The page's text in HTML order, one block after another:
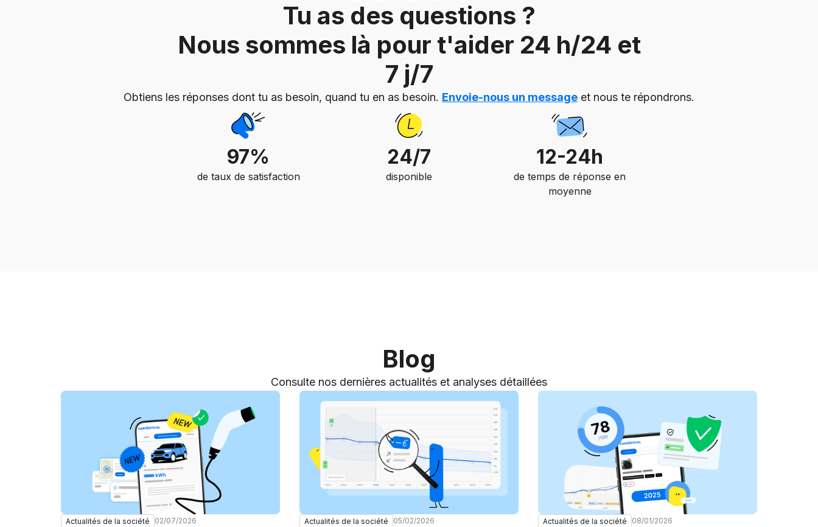
Tu as des questions ?
Nous sommes là pour t'aider 24 h/24 et
7 j/7
Obtiens les réponses dont tu as besoin, quand tu en as besoin. Envoie-nous un message et nous te répondrons.
97%
de taux de satisfaction
24/7
disponible
12-24h
de temps de réponse en
moyenne
Blog
Consulte nos dernières actualités et analyses détaillées
Actualités de la société 02/07/2026 Actualités de la société 05/02/2026 Actualités de la société 08/01/2026